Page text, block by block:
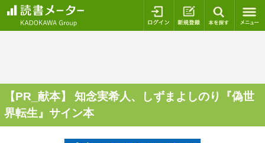
ログイン 新規登録
【PR_献本】 知念実希人、しずまよしのり『偽世
界転生』サイン本